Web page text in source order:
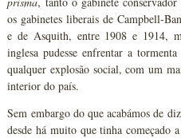
os gabinetes liberais de Campbell-
e de Asquith, entre 1908 e 1914,
inglesa pudesse enfrentar a
qualquer explosão social, com um
interior do país.
Sem embargo do que acabámos de
desde há muito que tinha começado